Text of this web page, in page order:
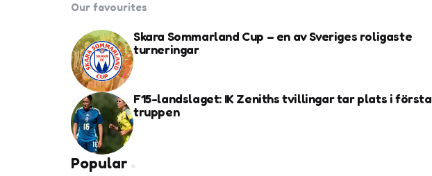
Our favourites
Skara Sommarland Cup – en av Sveriges roligaste
turneringar
F15-landslaget: IK Zeniths tvillingar tar plats i första
truppen
Popular